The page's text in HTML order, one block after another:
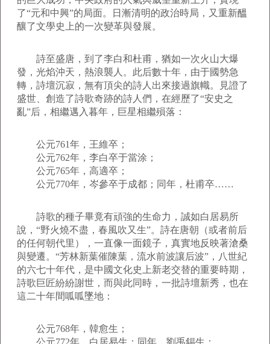
了“元和中興”的局面。日漸清明的政治時局，又重新醞
釀了文學史上的一次變革與發展。
詩至盛唐，到了李白和杜甫，猶如一次火山大爆
發，光焰沖天，熱浪襲人。此后數十年，由于國勢急
轉，詩壇沉寂，無有頂尖的詩人出來接過旗幟。見證了
盛世、創造了詩歌奇跡的詩人們，在經歷了“安史之
亂”后，相繼邁入暮年，巨星相繼殞落：
公元761年，王維卒；
公元762年，李白卒于當涂；
公元765年，高適卒；
公元770年，岑參卒于成都；同年，杜甫卒……
詩歌的種子畢竟有頑強的生命力，誠如白居易所
說，“野火燒不盡，春風吹又生”。詩在唐朝（或者前后
的任何朝代里），一直像一面鏡子，真實地反映著滄桑
與變遷。“芳林新葉催陳葉，流水前波讓后波”，八世紀
的六七十年代，是中國文化史上新老交替的重要時期，
詩歌巨匠紛紛謝世，而與此同時，一批詩壇新秀，也在
這二十年間呱呱墜地：
公元768年，韓愈生；
公元772年，白居易生；同年，劉禹錫生；